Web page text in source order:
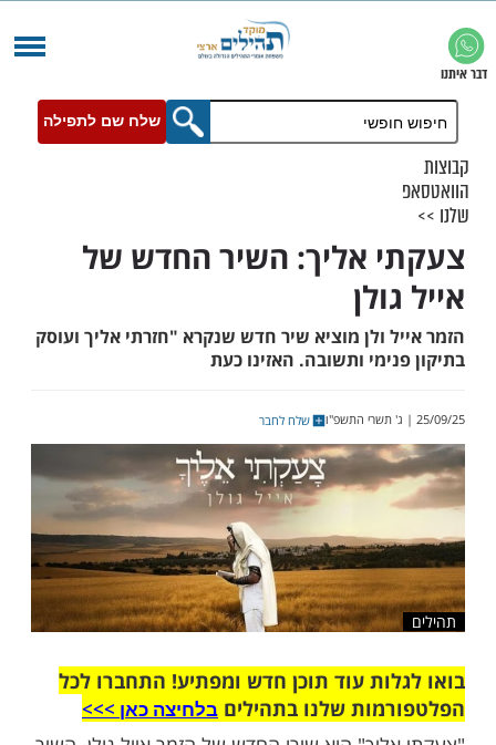
שלח שם לתפילה
אליך: השיר החדש של
ולן מוציא שיר חדש שנקרא "חזרתי אליך ועוסק
ותשובה. האזינו כעת